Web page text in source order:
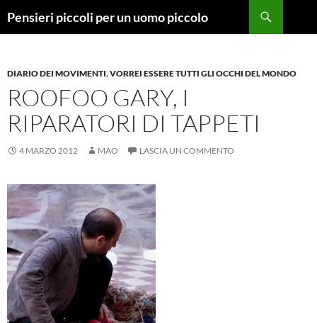
Pensieri piccoli per un uomo piccolo
DIARIO DEI MOVIMENTI,VORREI ESSERE TUTTI GLI OCCHI DEL MONDO
ROOFOO GARY, I
RIPARATORI DI TAPPETI
4 MARZO 2012 MAO LASCIA UN COMMENTO